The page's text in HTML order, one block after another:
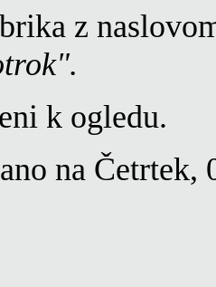
z
k ogledu.
na Četrtek,